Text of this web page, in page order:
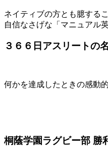
ネイティブの方とも臆する
自信なさげな「マニュアル
３６６日アスリートの
何かを達成したときの感動
桐蔭学園ラグビー部 勝